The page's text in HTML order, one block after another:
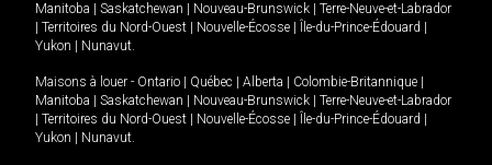
Manitoba
Saskatchewan Nouveau-Brunswick
Terre-Neuve-et-Labrador
Territoires du Nord-Ouest Nouvelle-Écosse Île-du-Prince-Édouard
Yukon
Nunavut.
Maisons à louer - Ontario Québec Alberta Colombie-Britannique
Manitoba
Saskatchewan Nouveau-Brunswick
Terre-Neuve-et-Labrador
Territoires du Nord-Ouest Nouvelle-Écosse Île-du-Prince-Édouard
Yukon
Nunavut.